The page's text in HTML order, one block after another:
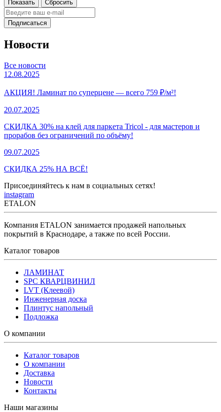
Подписаться
Новости
Все новости
12.08.2025
АКЦИЯ! Ламинат по суперцене — всего 759 ₽/м²!
20.07.2025
СКИДКА 30% на клей для паркета Tricol - для мастеров и
прорабов без ограничений по объёму!
09.07.2025
СКИДКА 25% НА ВСЁ!
Присоединяйтесь к нам в социальных сетях!
instagram
ETALON
Компания ETALON занимается продажей напольных
покрытий в Краснодаре, а также по всей России.
Каталог товаров
ЛАМИНАТ
SPC КВАРЦВИНИЛ
LVT (Клеевой)
Инженерная доска
Плинтус напольный
Подложка
О компании
Каталог товаров
О компании
Доставка
Новости
Контакты
Наши магазины